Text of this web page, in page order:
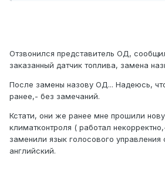
Отзвонился представитель ОД,
заказанный датчик топлива, замена
После замены назову ОД... Надеюсь,
ранее,- без замечаний.
Кстати, они же ранее мне прошили
климатконтроля ( работал
заменили язык голосового управления
английский.